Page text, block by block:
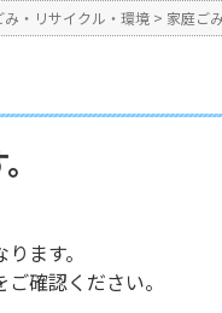
み・リサイクル・環境 > 家庭ご
ます。
ご確認ください。